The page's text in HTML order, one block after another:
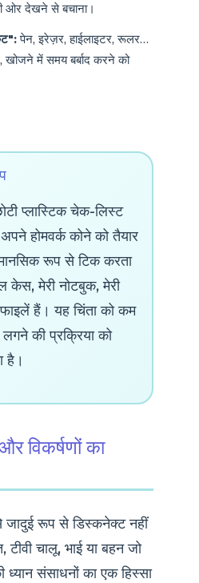
ओर देखने से बचाना।
पेन, इरेज़र, हाईलाइटर, रूलर…
खोजने में समय बर्बाद करने को
प्लास्टिक चेक-लिस्ट
होमवर्क कोने को तैयार
रूप से टिक करता
केस, मेरी नोटबुक, मेरी
फाइलें हैं। यह चिंता को कम
की प्रक्रिया को
है।
विकर्षणों का
जादुई रूप से डिस्कनेक्ट नहीं
टीवी चालू, भाई या बहन जो
संसाधनों का एक हिस्सा